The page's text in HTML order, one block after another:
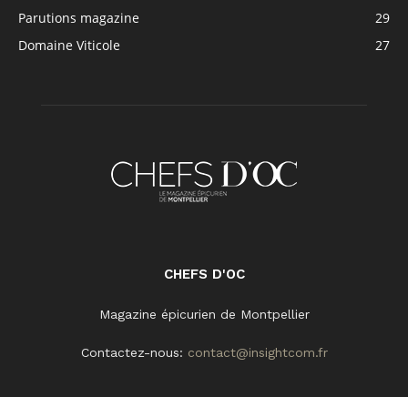
Parutions magazine
29
Domaine Viticole
27
CHEFS D'OC
Magazine épicurien de Montpellier
Contactez-nous: contact@insightcom.fr